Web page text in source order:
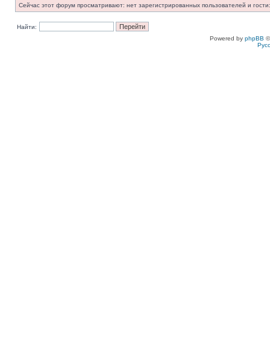
Сейчас этот форум просматривают: нет зарегистрированных пользователей и
Найти:
Powered by phpBB